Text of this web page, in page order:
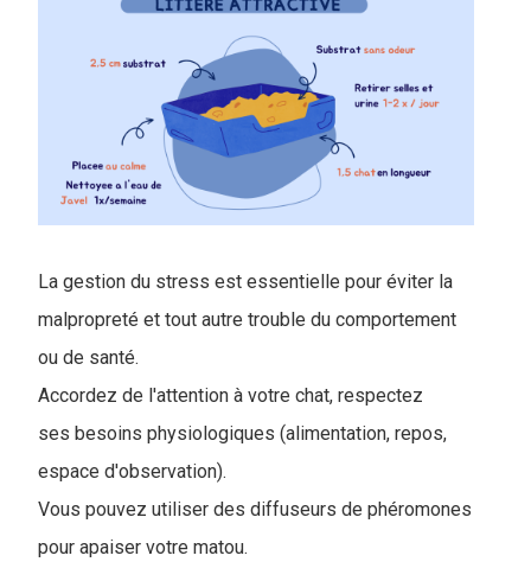
La gestion du stress est essentielle pour éviter la
malpropreté et tout autre trouble du comportement
ou de santé.
Accordez de l'attention à votre chat, respectez
ses besoins physiologiques (alimentation, repos,
espace d'observation).
Vous pouvez utiliser des diffuseurs de phéromones
pour apaiser votre matou.